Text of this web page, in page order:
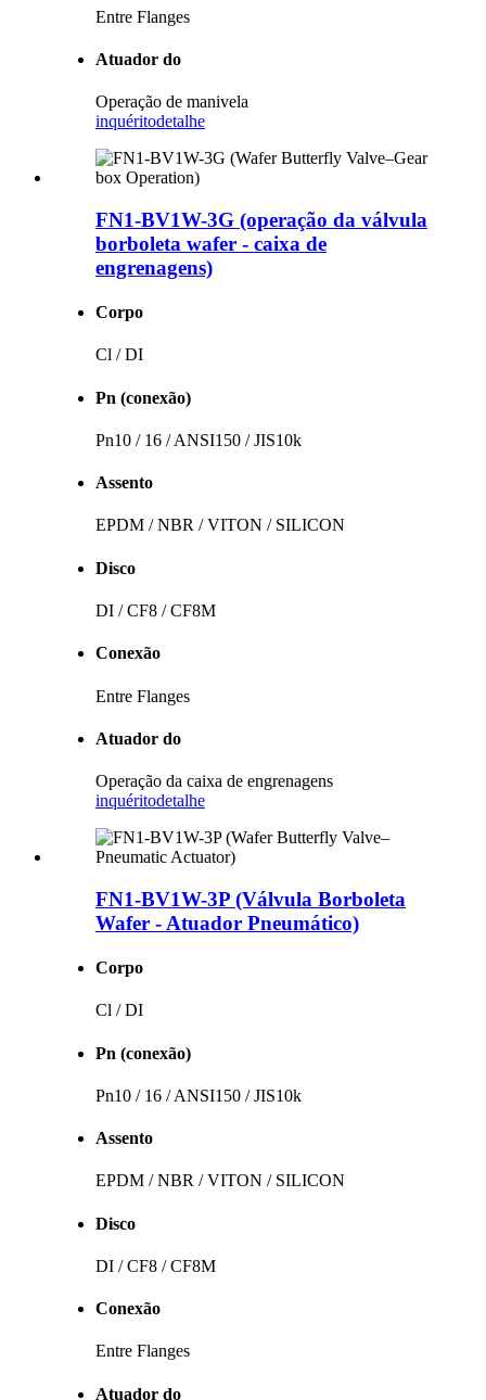
Entre Flanges
Atuador do
Operação de manivela
inquéritodetalhe
FN1-BV1W-3G (operação da válvula
borboleta wafer - caixa de
engrenagens)
Corpo
Cl / DI
Pn (conexão)
Pn10 / 16 / ANSI150 / JIS10k
Assento
EPDM / NBR / VITON / SILICON
Disco
DI / CF8 / CF8M
Conexão
Entre Flanges
Atuador do
Operação da caixa de engrenagens
inquéritodetalhe
FN1-BV1W-3P (Válvula Borboleta
Wafer - Atuador Pneumático)
Corpo
Cl / DI
Pn (conexão)
Pn10 / 16 / ANSI150 / JIS10k
Assento
EPDM / NBR / VITON / SILICON
Disco
DI / CF8 / CF8M
Conexão
Entre Flanges
Atuador do